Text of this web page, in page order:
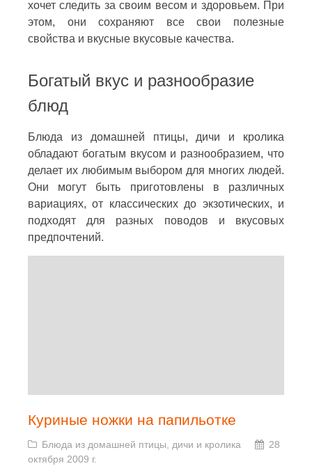
хочет следить за своим весом и здоровьем. При
этом, они сохраняют все свои полезные
свойства и вкусные вкусовые качества.
Богатый вкус и разнообразие
блюд
Блюда из домашней птицы, дичи и кролика
обладают богатым вкусом и разнообразием, что
делает их любимым выбором для многих людей.
Они могут быть приготовлены в различных
вариациях, от классических до экзотических, и
подходят для разных поводов и вкусовых
предпочтений.
Куриные ножки на папильотке
Блюда из домашней птицы, дичи и кролика
28
октября 2009 г.